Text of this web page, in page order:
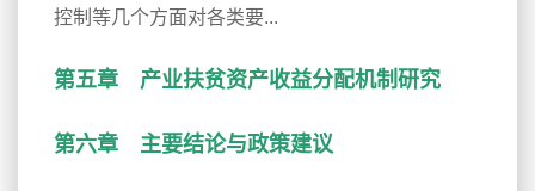
控制等几个方面对各类要...
第五章 产业扶贫资产收益分配机制研究
第六章 主要结论与政策建议